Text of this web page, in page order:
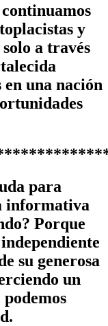
y
a través
una nación
para
informativa
Porque
su generosa
un